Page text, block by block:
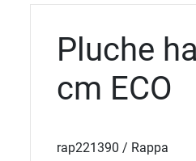
Pluche
cm ECO
rap221390 / Rappa